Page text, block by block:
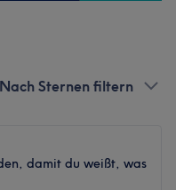
Nach Sternen filtern
damit du weißt, was